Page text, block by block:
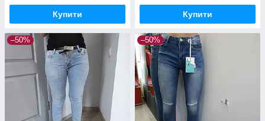
Купити Купити
–50% –50%